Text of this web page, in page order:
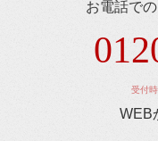
お電話で
受付
WEB